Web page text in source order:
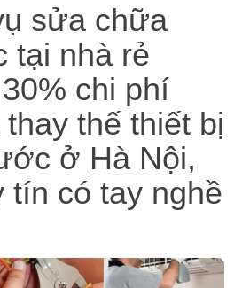
sửa chữa
tại nhà rẻ
chi phí
thế thiết bị
ở Hà Nội,
tín có tay nghề